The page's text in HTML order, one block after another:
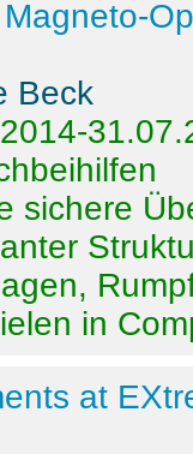
Beck
sichere
in
at